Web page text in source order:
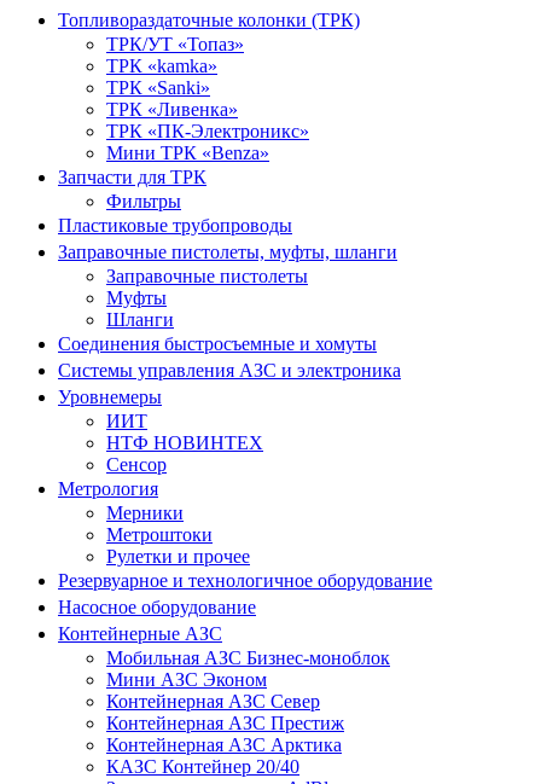
Топливораздаточные колонки (ТРК)
ТРК/УТ «Топаз»
ТРК «kamka»
ТРК «Sanki»
ТРК «Ливенка»
ТРК «ПК-Электроникс»
Мини ТРК «Benza»
Запчасти для ТРК
Фильтры
Пластиковые трубопроводы
Заправочные пистолеты, муфты, шланги
Заправочные пистолеты
Муфты
Шланги
Соединения быстросъемные и хомуты
Системы управления АЗС и электроника
Уровнемеры
ИИТ
НТФ НОВИНТЕХ
Сенсор
Метрология
Мерники
Метроштоки
Рулетки и прочее
Резервуарное и технологичное оборудование
Насосное оборудование
Контейнерные АЗС
Мобильная АЗС Бизнес-моноблок
Мини АЗС Эконом
Контейнерная АЗС Север
Контейнерная АЗС Престиж
Контейнерная АЗС Арктика
КАЗС Контейнер 20/40